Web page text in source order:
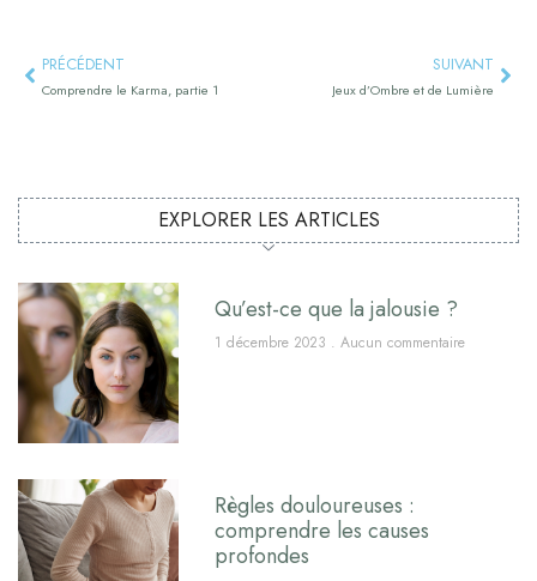
PRÉCÉDENT
Comprendre le Karma, partie 1
SUIVANT
Jeux d’Ombre et de Lumière
EXPLORER LES ARTICLES
Qu’est-ce que la jalousie ?
1 décembre 2023 Aucun commentaire
Règles douloureuses :
comprendre les causes
profondes